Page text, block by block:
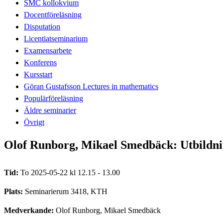
SMC kollokvium
Docentföreläsning
Disputation
Licentiatseminarium
Examensarbete
Konferens
Kursstart
Göran Gustafsson Lectures in mathematics
Populärföreläsning
Äldre seminarier
Övrigt
Olof Runborg, Mikael Smedbäck:
Tid: To 2025-05-22 kl 12.15 - 13.00
Plats: Seminarierum 3418, KTH
Medverkande: Olof Runborg, Mikael Smedbäck